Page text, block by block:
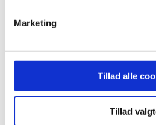
Marketing
Tillad alle
Tillad
Vinter
Kundeudtalelser
"Bedemand Per Rasmussen lykkedes
disse faktisk var uvidende om, at han